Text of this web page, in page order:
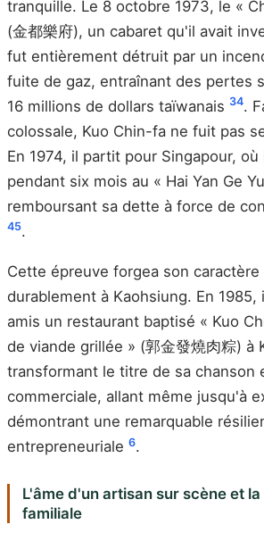
tranquille. Le 8 octobre 1973, le «
(金都樂府), un cabaret qu'il avait
fut entièrement détruit par un
fuite de gaz, entraînant des pertes
16 millions de dollars taïwanais 34.
colossale, Kuo Chin-fa ne fuit pas
En 1974, il partit pour Singapour,
pendant six mois au « Hai Yan Ge
remboursant sa dette à force de
45.
Cette épreuve forgea son caractère
durablement à Kaohsiung. En
amis un restaurant baptisé « Kuo
de viande grillée » (郭金發燒肉粽) à
transformant le titre de sa chanson
commerciale, allant même jusqu'à
démontrant une remarquable
entrepreneuriale 6.
L'âme d'un artisan sur scène et
familiale